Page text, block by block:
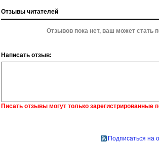
Отзывы читателей
Отзывов пока нет, ваш может стать
Написать отзыв:
Писать отзывы могут только зарегистрированные
Подписаться на